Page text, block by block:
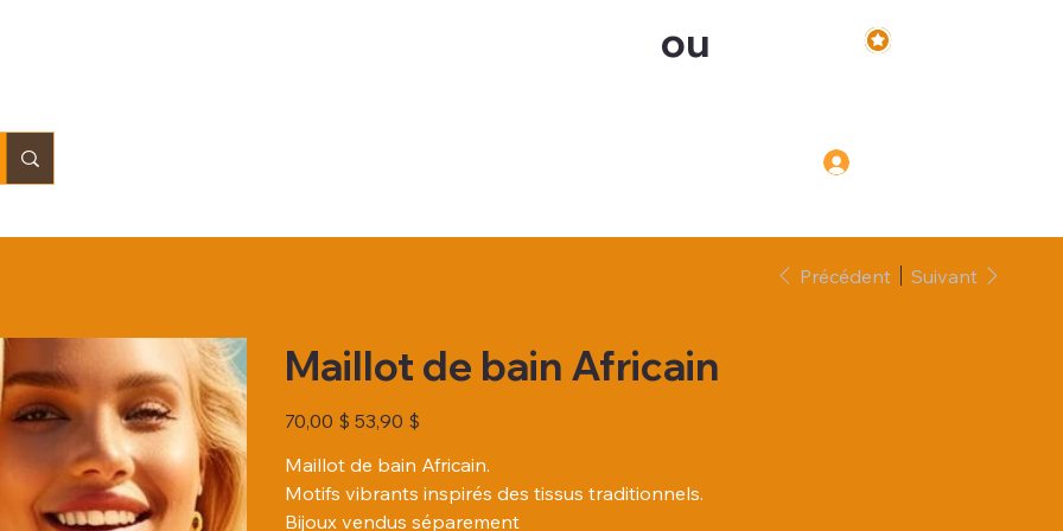
ou
Précédent Suivant
Maillot de bain Africain
Prix
d’origine
70,00 $ Prix
promotionnel
53,90 $
Maillot de bain Africain.
Motifs vibrants inspirés des tissus traditionnels.
Bijoux vendus séparement